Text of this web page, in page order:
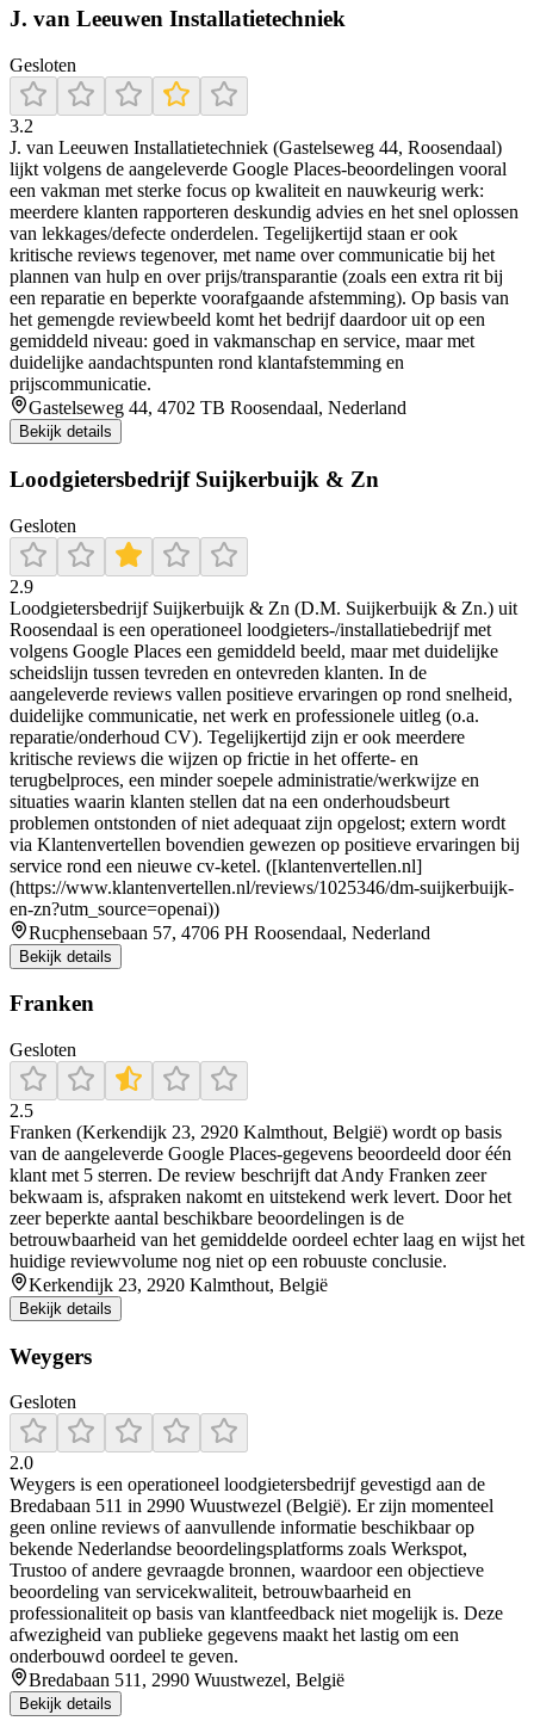
J. van Leeuwen Installatietechniek
Gesloten
3.2
J. van Leeuwen Installatietechniek (Gastelseweg 44, Roosendaal)
lijkt volgens de aangeleverde Google Places-beoordelingen vooral
een vakman met sterke focus op kwaliteit en nauwkeurig werk:
meerdere klanten rapporteren deskundig advies en het snel oplossen
van lekkages/defecte onderdelen. Tegelijkertijd staan er ook
kritische reviews tegenover, met name over communicatie bij het
plannen van hulp en over prijs/transparantie (zoals een extra rit bij
een reparatie en beperkte voorafgaande afstemming). Op basis van
het gemengde reviewbeeld komt het bedrijf daardoor uit op een
gemiddeld niveau: goed in vakmanschap en service, maar met
duidelijke aandachtspunten rond klantafstemming en
prijscommunicatie.
Gastelseweg 44, 4702 TB Roosendaal, Nederland
Bekijk details
Loodgietersbedrijf Suijkerbuijk & Zn
Gesloten
2.9
Loodgietersbedrijf Suijkerbuijk & Zn (D.M. Suijkerbuijk & Zn.) uit
Roosendaal is een operationeel loodgieters-/installatiebedrijf met
volgens Google Places een gemiddeld beeld, maar met duidelijke
scheidslijn tussen tevreden en ontevreden klanten. In de
aangeleverde reviews vallen positieve ervaringen op rond snelheid,
duidelijke communicatie, net werk en professionele uitleg (o.a.
reparatie/onderhoud CV). Tegelijkertijd zijn er ook meerdere
kritische reviews die wijzen op frictie in het offerte- en
terugbelproces, een minder soepele administratie/werkwijze en
situaties waarin klanten stellen dat na een onderhoudsbeurt
problemen ontstonden of niet adequaat zijn opgelost; extern wordt
via Klantenvertellen bovendien gewezen op positieve ervaringen bij
service rond een nieuwe cv-ketel. ([klantenvertellen.nl]
(https://www.klantenvertellen.nl/reviews/1025346/dm-suijkerbuijk-
en-zn?utm_source=openai))
Rucphensebaan 57, 4706 PH Roosendaal, Nederland
Bekijk details
Franken
Gesloten
2.5
Franken (Kerkendijk 23, 2920 Kalmthout, België) wordt op basis
van de aangeleverde Google Places-gegevens beoordeeld door één
klant met 5 sterren. De review beschrijft dat Andy Franken zeer
bekwaam is, afspraken nakomt en uitstekend werk levert. Door het
zeer beperkte aantal beschikbare beoordelingen is de
betrouwbaarheid van het gemiddelde oordeel echter laag en wijst het
huidige reviewvolume nog niet op een robuuste conclusie.
Kerkendijk 23, 2920 Kalmthout, België
Bekijk details
Weygers
Gesloten
2.0
Weygers is een operationeel loodgietersbedrijf gevestigd aan de
Bredabaan 511 in 2990 Wuustwezel (België). Er zijn momenteel
geen online reviews of aanvullende informatie beschikbaar op
bekende Nederlandse beoordelingsplatforms zoals Werkspot,
Trustoo of andere gevraagde bronnen, waardoor een objectieve
beoordeling van servicekwaliteit, betrouwbaarheid en
professionaliteit op basis van klantfeedback niet mogelijk is. Deze
afwezigheid van publieke gegevens maakt het lastig om een
onderbouwd oordeel te geven.
Bredabaan 511, 2990 Wuustwezel, België
Bekijk details